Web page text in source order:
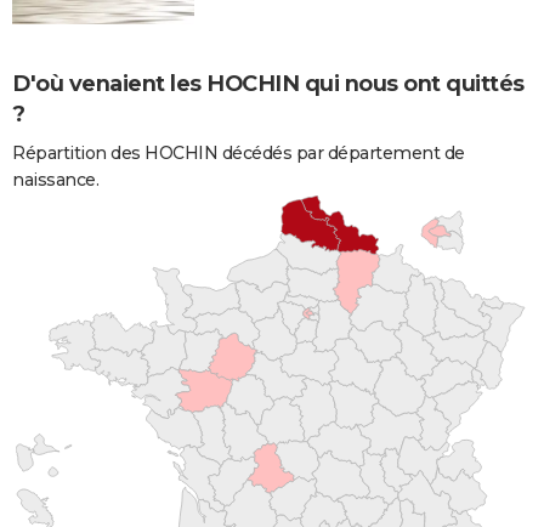
D'où venaient les HOCHIN qui nous ont quittés
?
Répartition des HOCHIN décédés par département de
naissance.